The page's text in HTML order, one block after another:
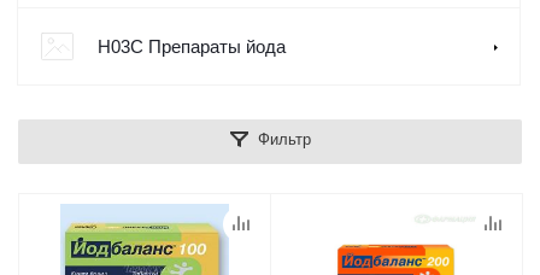
H03C Препараты йода
Фильтр